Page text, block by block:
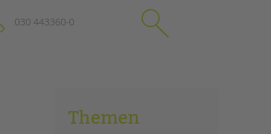
schließen
030 443360-0
SuchenThemen